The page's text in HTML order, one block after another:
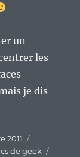
un
les
je dis
2011
de geek